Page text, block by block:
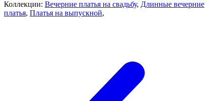
Коллекции: Вечерние платья на свадьбу, Длинные вечерние
платья, Платья на выпускной,